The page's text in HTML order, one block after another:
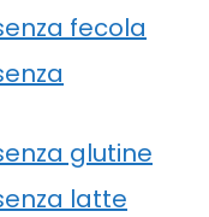
fecola
glutine
latte